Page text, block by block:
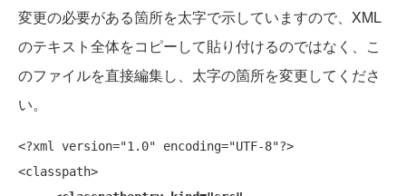
変更の必要がある箇所を太字で示していますので、XML
のテキスト全体をコピーして貼り付けるのではなく、こ
のファイルを直接編集し、太字の箇所を変更してくださ
い。
<?xml version="1.0" encoding="UTF-8"?>
<classpath>